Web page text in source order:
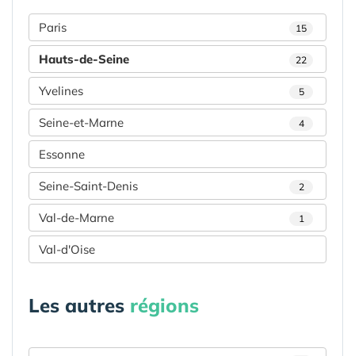
Paris 15
Hauts-de-Seine 22
Yvelines 5
Seine-et-Marne 4
Essonne
Seine-Saint-Denis 2
Val-de-Marne 1
Val-d'Oise
Les autres régions